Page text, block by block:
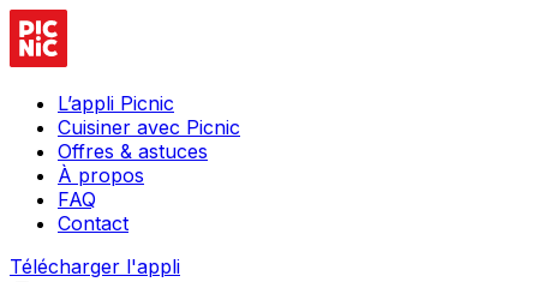
L’appli Picnic
Cuisiner avec Picnic
Offres & astuces
À propos
FAQ
Contact
Télécharger l'appli